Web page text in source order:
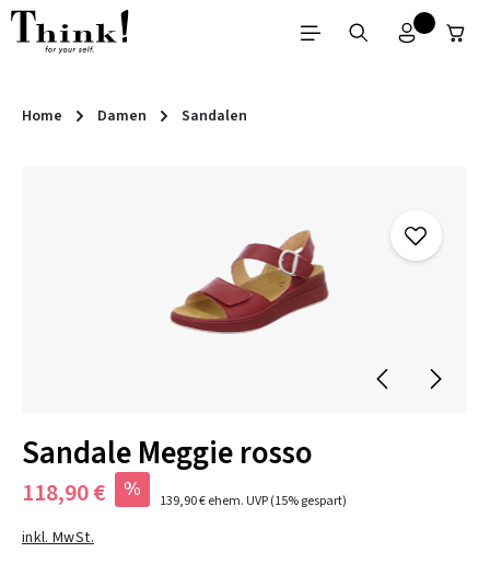
Zum Hauptinhalt springen
Home Damen Sandalen
Sandale Meggie rosso
118,90 € % 139,90 €ehem. UVP(15% gespart)
inkl. MwSt.